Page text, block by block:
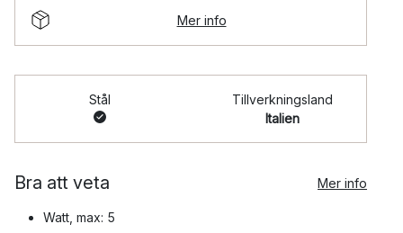
Mer info
Stål
Tillverkningsland
Italien
Bra att veta Mer info
Watt, max: 5